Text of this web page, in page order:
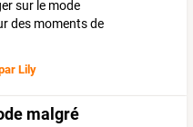
sur le mode
des moments de
Lily
malgré